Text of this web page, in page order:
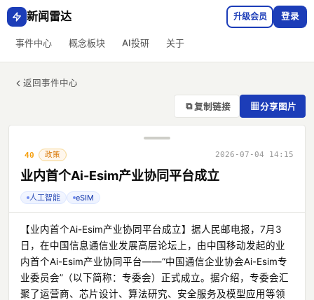
新闻雷达
事件中心 概念板块 AI投研 关于
升级会员 登录
返回事件中心
⧉ 复制链接 ▦分享图片
40 政策 2026-07-04 14:15
业内首个Ai-Esim产业协同平台成立
人工智能 eSIM
【业内首个Ai-Esim产业协同平台成立】据人民邮电报，7月3
日，在中国信息通信业发展高层论坛上，由中国移动发起的业
内首个Ai-Esim产业协同平台——“中国通信企业协会Ai-Esim专
业委员会”（以下简称：专委会）正式成立。据介绍，专委会汇
聚了运营商、芯片设计、算法研究、安全服务及模型应用等领